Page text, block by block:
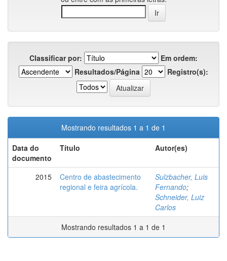
Classificar por:
Em ordem:
Resultados/Página
Registro(s):
Mostrando resultados 1 a 1 de 1
Data do
documento
Título Autor(es)
2015
Centro de abastecimento
regional e feira agrícola.
Sulzbacher, Luis
Fernando;
Schneider, Luiz
Carlos
Mostrando resultados 1 a 1 de 1